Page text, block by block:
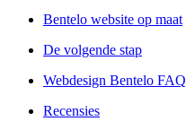
Bentelo website op maat
De volgende stap
Webdesign Bentelo FAQ
Recensies